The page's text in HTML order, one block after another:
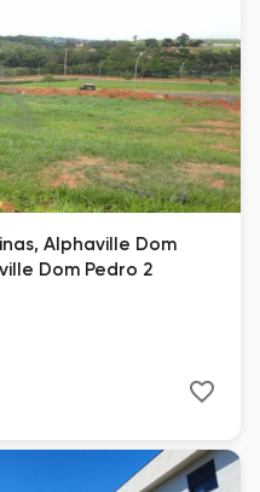
Alphaville Dom
Dom Pedro 2